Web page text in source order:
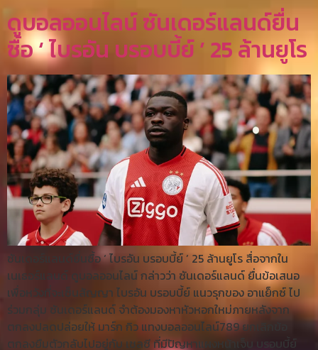
ดูบอลออนไลน์ ซันเดอร์แลนด์ยื่น
ซื้อ ‘ ไบรอัน บรอบบี้ย์ ’ 25 ล้านยูโร
ซันเดอร์แลนด์ยื่นซื้อ ‘ ไบรอัน บรอบบี้ย์ ’ 25 ล้านยูโร สื่อจากใน
เนเธอร์แลนด์ ดูบอลออนไลน์ กล่าวว่า ซันเดอร์แลนด์ ยื่นข้อเสนอ
เพื่อหวังที่จะเซ็นสัญญา ไบรอัน บรอบบี้ย์ แนวรุกของ อาแย็กซ์ ไป
ร่วมกลุ่ม ซันเดอร์แลนด์ จำต้องมองหาหัวหอกใหม่ภายหลังจาก
ตกลงปลดปล่อยให้ มาร์ก กิว แทงบอลออนไลน์789 ยกเลิกข้อ
ตกลงยืมตัวกลับไปอยู่กับ เชลซี ที่มีปัญหาแผงหน้าเจ็บ บรอบบี้ย์